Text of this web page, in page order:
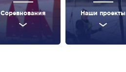
Соревнования Наши проекты